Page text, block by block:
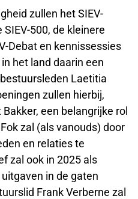
zullen het SIEV-
500, de kleinere
Debat en kennissessies
het land daarin een
Laetitia
zullen hierbij,
een belangrijke rol
zal (als vanouds) door
en relaties te
zal ook in 2025 als
in de gaten
Frank Verberne zal